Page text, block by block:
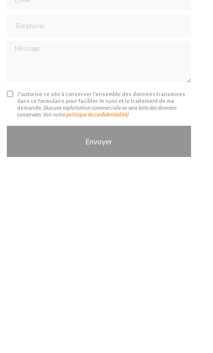
Message
J'autorise ce site à conserver l'ensemble des données transmises
dans ce formulaire pour faciliter le suivi et le traitement de ma
demande. (Aucune exploitation commerciale ne sera faite des données
conservées. Voir notrepolitique de confidentialité)